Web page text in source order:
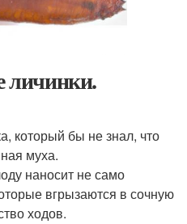
личинки.
который бы не знал, что
муха.
наносит не само
вгрызаются в сочную
ходов.